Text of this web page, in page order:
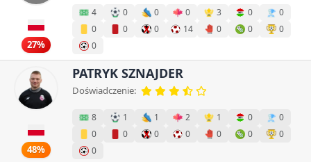
27%
4 0 0 0 3 0
0
0
0 0 14 0 0
0
0
48%
PATRYK SZNAJDER
Doświadczenie:
8 1 1 2 1 0
0
0
0 0 0 0 0
0
0